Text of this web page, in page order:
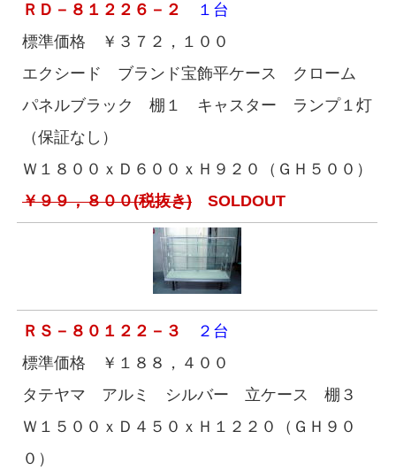
ＲＤ－８１２２６－２
１台
標準価格 ￥３７２，１００
エクシード ブランド宝飾平ケース クローム
パネルブラック 棚１ キャスター ランプ１灯
（保証なし）
Ｗ１８００ｘＤ６００ｘＨ９２０（ＧＨ５００）
￥９９，８００(税抜き) SOLDOUT
ＲＳ－８０１２２－３
２台
標準価格 ￥１８８，４００
タテヤマ アルミ シルバー 立ケース 棚３
Ｗ１５００ｘＤ４５０ｘＨ１２２０（ＧＨ９０
０）